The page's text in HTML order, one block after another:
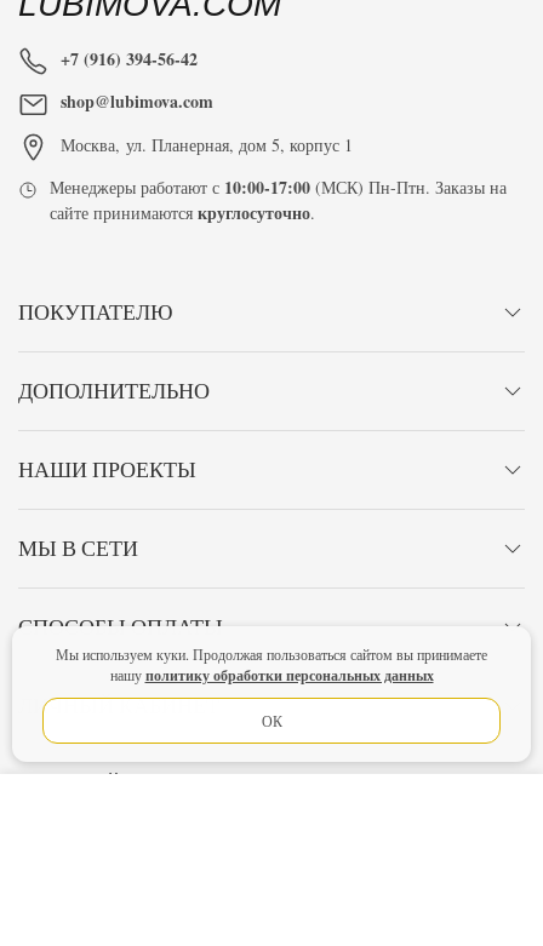
+7 (916) 394-56-42
shop@lubimova.com
Москва, ул. Планерная, дом 5, корпус 1
Менеджеры работают с 10:00-17:00 (МСК) Пн-Птн. Заказы на
сайте принимаютсякруглосуточно.
ПОКУПАТЕЛЮ
ДОПОЛНИТЕЛЬНО
НАШИ ПРОЕКТЫ
МЫ В СЕТИ
СПОСОБЫ ОПЛАТЫ
ЛИЧНЫЙ КАБИНЕТ
Мы используем куки. Продолжая пользоваться сайтом вы принимаете
нашуполитику обработки персональных данных
ОК